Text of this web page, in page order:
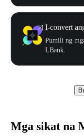
I-convert
Pumili ng
LBank.
Mga sikat na